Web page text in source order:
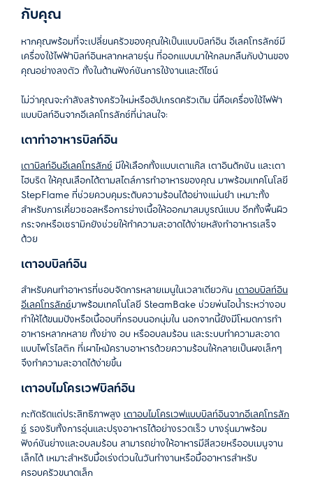
กับคุณ
หากคุณพร้อมที่จะเปลี่ยนครัวของคุณให้เป็นแบบบิลท์อินอีเลคโทรลักซ์มี
เครื่องใช้ไฟฟ้าบิลท์อินหลากหลายรุ่น ที่ออกแบบมาให้กลมกลืนกับบ้านของ
คุณอย่างลงตัว ทั้งในด้านฟังก์ชันการใช้งานและดีไซน์
ไม่ว่าคุณจะกำลังสร้างครัวใหม่หรืออัปเกรดครัวเดิม นี่คือเครื่องใช้ไฟฟ้า
แบบบิลท์อินจากอีเลคโทรลักซ์ที่น่าสนใจ:
เตาทำอาหารบิลท์อิน
เตาบิลท์อินอีเลคโทรลักซ์ มีให้เลือกทั้งแบบเตาแก๊ส เตาอินดักชัน และเตา
ไฮบริดให้คุณเลือกได้ตามสไตล์การทำอาหารของคุณ มาพร้อมเทคโนโลยี
StepFlame ที่ช่วยควบคุมระดับความร้อนได้อย่างแม่นยำ เหมาะทั้ง
สำหรับการเคี่ยวซอสหรือการย่างเนื้อให้ออกมาสมบูรณ์แบบ อีกทั้งพื้นผิว
กระจกหรือเซรามิกยังช่วยให้ทำความสะอาดได้ง่ายหลังทำอาหารเสร็จ
ด้วย
เตาอบบิลท์อิน
สำหรับคนทำอาหารที่ชอบจัดการหลายเมนูในเวลาเดียวกัน เตาอบบิลท์อิน
อีเลคโทรลักซ์มาพร้อมเทคโนโลยี SteamBake ช่วยพ่นไอน้ำระหว่างอบ
ทำให้ได้ขนมปังหรือเนื้ออบที่กรอบนอกนุ่มใน นอกจากนี้ยังมีโหมดการทำ
อาหารหลากหลาย ทั้งย่าง อบ หรืออบลมร้อน และระบบทำความสะอาด
แบบไพโรไลติก ที่เผาไหม้คราบอาหารด้วยความร้อนให้กลายเป็นผงเล็กๆ
จึงทำความสะอาดได้ง่ายขึ้น
เตาอบไมโครเวฟบิลท์อิน
กะทัดรัดแต่ประสิทธิภาพสูง เตาอบไมโครเวฟแบบบิลท์อินจากอีเลคโทรลัก
ซ์ รองรับทั้งการอุ่นและปรุงอาหารได้อย่างรวดเร็ว บางรุ่นมาพร้อม
ฟังก์ชันย่างและอบลมร้อนสามารถย่างให้อาหารมีสีสวยหรืออบเมนูจาน
เล็กได้ เหมาะสำหรับมื้อเร่งด่วนในวันทำงานหรือมื้ออาหารสำหรับ
ครอบครัวขนาดเล็ก